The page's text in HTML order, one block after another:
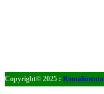
Copyright© 2025 : Romalimenta